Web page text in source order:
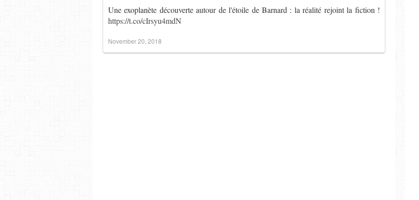
Une exoplanète découverte autour de l'étoile de Barnard : la réalité rejoint la fiction !
https://t.co/cIrsyu4mdN
November 20, 2018